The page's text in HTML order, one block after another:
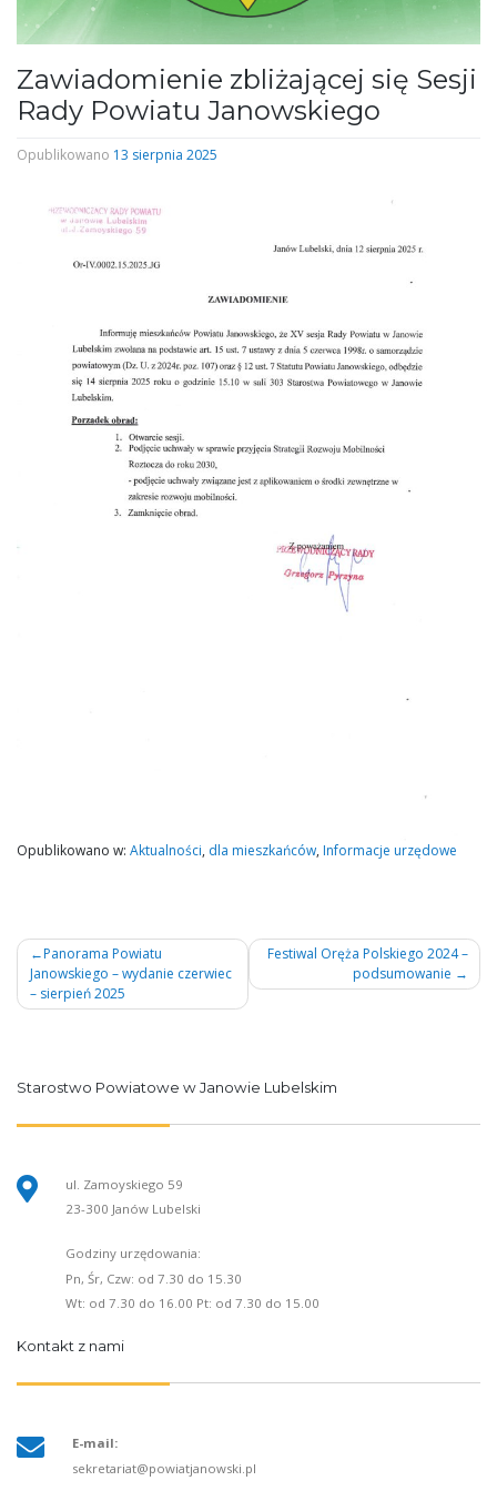
Zawiadomienie zbliżającej się Sesji
Rady Powiatu Janowskiego
Opublikowano 13 sierpnia 2025
Opublikowano w: Aktualności, dla mieszkańców, Informacje urzędowe
Nawigacja
wpisu
Panorama Powiatu
Janowskiego – wydanie czerwiec
– sierpień 2025
Festiwal Oręża Polskiego 2024 –
podsumowanie
Starostwo Powiatowe w Janowie Lubelskim
ul. Zamoyskiego 59
23-300 Janów Lubelski
Godziny urzędowania:
Pn, Śr, Czw: od 7.30 do 15.30
Wt: od 7.30 do 16.00 Pt: od 7.30 do 15.00
Kontakt z nami
E-mail:
sekretariat@powiatjanowski.pl